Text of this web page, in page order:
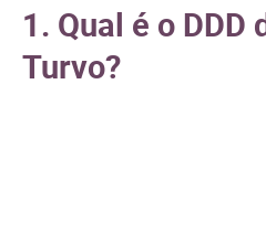
1. Qual é o DDD
Turvo?